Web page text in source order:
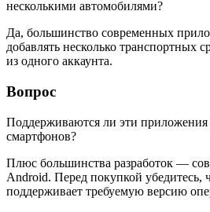
несколькими автомобилями?
Да, большинство современных
добавлять несколько транспортных
из одного аккаунта.
Вопрос
Поддерживаются ли эти приложения
смартфонов?
Плюс большинства разработок —
Android. Перед покупкой убедитесь,
поддерживает требуемую версию